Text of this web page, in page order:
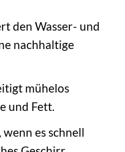
den Wasser- und
nachhaltige
mühelos
und Fett.
wenn es schnell